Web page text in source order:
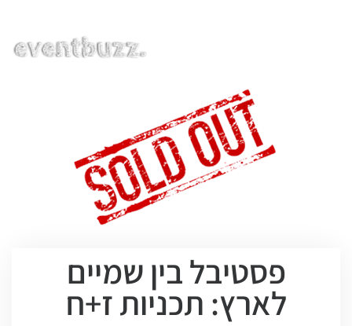
פסטיבל בין שמיים
לארץ: תכניות ז+ח